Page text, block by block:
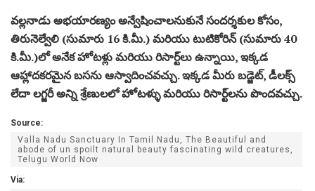
వల్లనాడు అభయారణ్యం అన్వేషించాలనుకునే సందర్శకుల కోసం,
తిరునెల్వేలి (సుమారు 16 కి.మీ.) మరియు టుటికోరిన్ (సుమారు 40
కి.మీ.)లో అనేక హోటళ్లు మరియు రిసార్ట్‌లు ఉన్నాయి, ఇక్కడ
ఆహ్లాదకరమైన బసను ఆస్వాదించవచ్చు. ఇక్కడ మీరు బడ్జెట్, డీలక్స్
లేదా లగ్జరీ అన్ని శ్రేణులలో హోటళ్ళు మరియు రిసార్ట్‌లను పొందవచ్చు.
Source:
Valla Nadu Sanctuary In Tamil Nadu, The Beautiful and
abode of un spoilt natural beauty fascinating wild creatures,
Telugu World Now
Via: